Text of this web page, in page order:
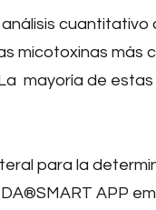
cuantitativo
micotoxinas más
mayoría de
para la
APP